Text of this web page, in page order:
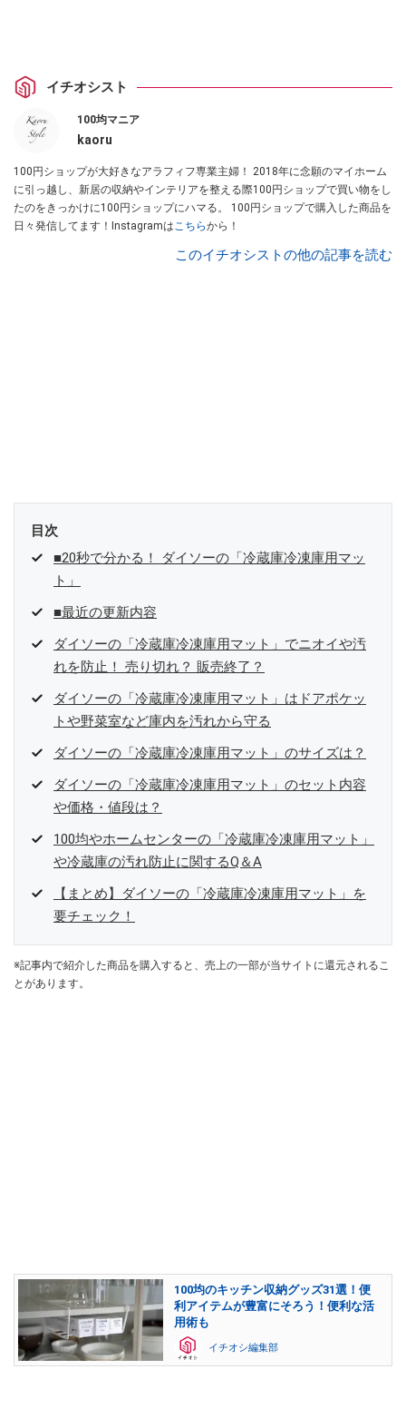
イチオシスト
100均マニア
kaoru
100円ショップが大好きなアラフィフ専業主婦！ 2018年に念願のマイホーム
に引っ越し、新居の収納やインテリアを整える際100円ショップで買い物をし
たのをきっかけに100円ショップにハマる。 100円ショップで購入した商品を
日々発信してます！Instagramはこちらから！
このイチオシストの他の記事を読む
目次
■20秒で分かる！ ダイソーの「冷蔵庫冷凍庫用マッ
ト」
■最近の更新内容
ダイソーの「冷蔵庫冷凍庫用マット」でニオイや汚
れを防止！ 売り切れ？ 販売終了？
ダイソーの「冷蔵庫冷凍庫用マット」はドアポケッ
トや野菜室など庫内を汚れから守る
ダイソーの「冷蔵庫冷凍庫用マット」のサイズは？
ダイソーの「冷蔵庫冷凍庫用マット」のセット内容
や価格・値段は？
100均やホームセンターの「冷蔵庫冷凍庫用マット」
や冷蔵庫の汚れ防止に関するQ＆A
【まとめ】ダイソーの「冷蔵庫冷凍庫用マット」を
要チェック！
※記事内で紹介した商品を購入すると、売上の一部が当サイトに還元されるこ
とがあります。
100均のキッチン収納グッズ31選！便
利アイテムが豊富にそろう！便利な活
用術も
イチオシ編集部